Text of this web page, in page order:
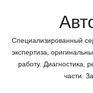
Специализированный
экспертиза,
работу. Диагностика,
части.